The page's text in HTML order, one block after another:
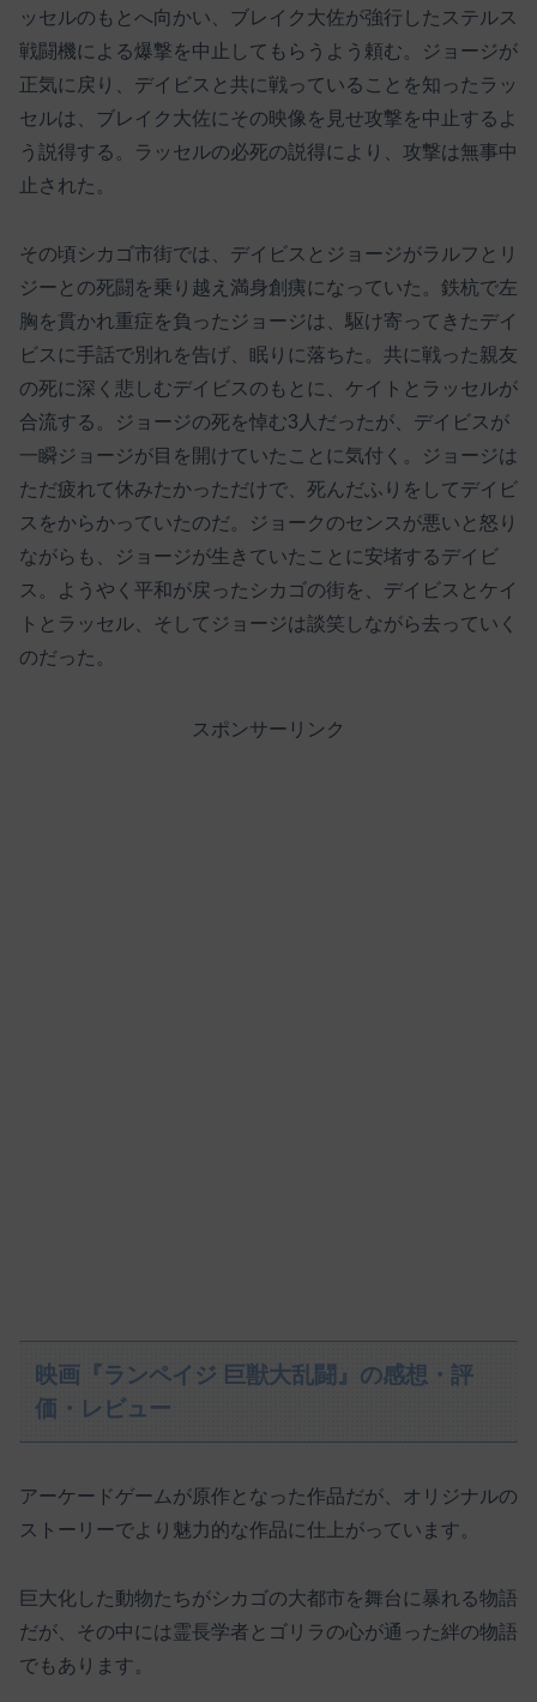
ッセルのもとへ向かい、ブレイク大佐が強行したステルス
戦闘機による爆撃を中止してもらうよう頼む。ジョージが
正気に戻り、デイビスと共に戦っていることを知ったラッ
セルは、ブレイク大佐にその映像を見せ攻撃を中止するよ
う説得する。ラッセルの必死の説得により、攻撃は無事中
止された。
その頃シカゴ市街では、デイビスとジョージがラルフとリ
ジーとの死闘を乗り越え満身創痍になっていた。鉄杭で左
胸を貫かれ重症を負ったジョージは、駆け寄ってきたデイ
ビスに手話で別れを告げ、眠りに落ちた。共に戦った親友
の死に深く悲しむデイビスのもとに、ケイトとラッセルが
合流する。ジョージの死を悼む3人だったが、デイビスが
一瞬ジョージが目を開けていたことに気付く。ジョージは
ただ疲れて休みたかっただけで、死んだふりをしてデイビ
スをからかっていたのだ。ジョークのセンスが悪いと怒り
ながらも、ジョージが生きていたことに安堵するデイビ
ス。ようやく平和が戻ったシカゴの街を、デイビスとケイ
トとラッセル、そしてジョージは談笑しながら去っていく
のだった。
スポンサーリンク
映画『ランペイジ 巨獣大乱闘』の感想・評
価・レビュー
アーケードゲームが原作となった作品だが、オリジナルの
ストーリーでより魅力的な作品に仕上がっています。
巨大化した動物たちがシカゴの大都市を舞台に暴れる物語
だが、その中には霊長学者とゴリラの心が通った絆の物語
でもあります。